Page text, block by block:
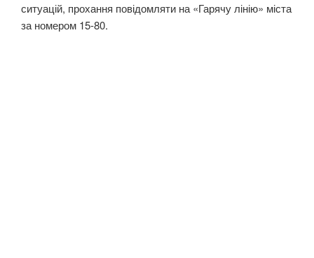
ситуацій, прохання повідомляти на «Гарячу лінію» міста
за номером 15-80.